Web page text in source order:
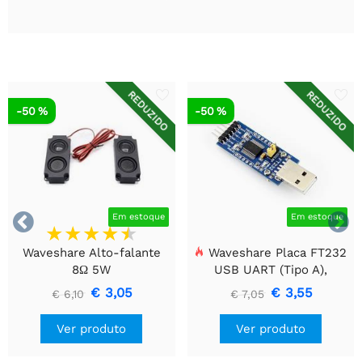


REDUZIDO
Em estoque
-50 %
Waveshare Alto-falante
8Ω 5W
€ 6,10 € 3,05
Ver produto
REDUZIDO
Em estoque
-50 %
Waveshare Placa FT232
USB UART (Tipo A),
Módulo de Comunicação
USB Para TTL (UART)
€ 7,05 € 3,55
Ver produto